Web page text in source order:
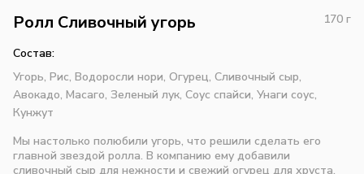
Ролл Сливочный угорь 170 г
Состав:
Угорь, Рис, Водоросли нори, Огурец, Сливочный сыр,
Авокадо, Масаго, Зеленый лук, Соус спайси, Унаги соус,
Кунжут
Мы настолько полюбили угорь, что решили сделать его
главной звездой ролла. В компанию ему добавили
сливочный сыр для нежности и свежий огурец для хруста.